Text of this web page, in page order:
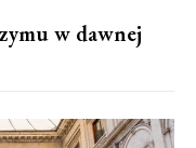
w dawnej